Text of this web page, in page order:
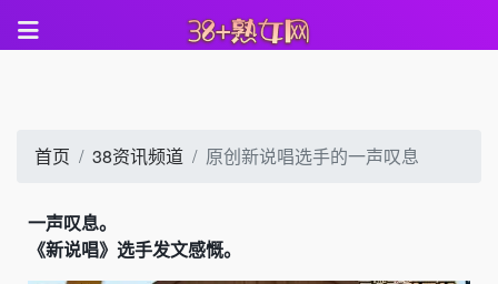
首页 38资讯频道 原创新说唱选手的一声叹息
一声叹息。
《新说唱》选手发文感慨。